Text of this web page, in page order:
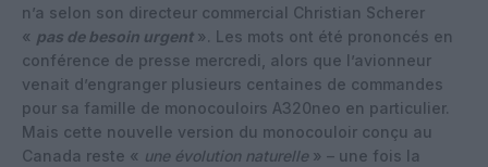
n’a selon son directeur commercial Christian Scherer
« pas de besoin urgent». Les mots ont été prononcés en
conférence de presse mercredi, alors que l’avionneur
venait d’engranger plusieurs centaines de commandes
pour sa famille de monocouloirs A320neo en particulier.
Mais cette nouvelle version du monocouloir conçu au
Canada reste « une évolution naturelle » – une fois la